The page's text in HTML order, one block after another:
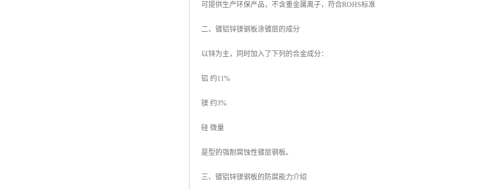
可提供生产环保产品，不含重金属离子，符合ROHS标准
二、镀铝锌镁钢板涂镀层的成分
以锌为主，同时加入了下列的合金成分：
铝 约11%
镁 约3%
硅 微量
是型的强耐腐蚀性镀层钢板。
三、镀铝锌镁钢板的防腐能力介绍